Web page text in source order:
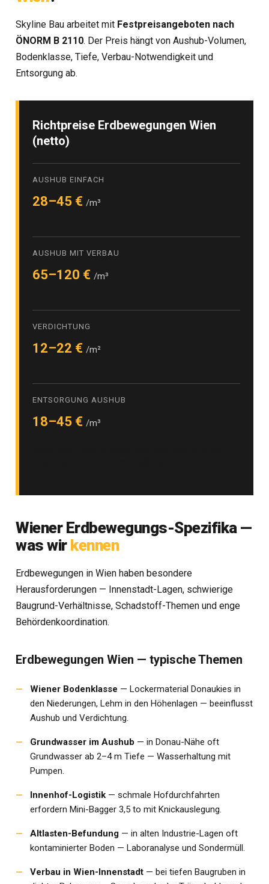
Skyline Bau arbeitet mit Festpreisangeboten nach
ÖNORM B 2110. Der Preis hängt von Aushub-Volumen,
Bodenklasse, Tiefe, Verbau-Notwendigkeit und
Entsorgung ab.
Richtpreise Erdbewegungen Wien
(netto)
AUSHUB EINFACH
28–45 € /m³
AUSHUB MIT VERBAU
65–120 € /m³
VERDICHTUNG
12–22 € /m²
ENTSORGUNG AUSHUB
18–45 € /m³
Wiener Erdbewegungs-Spezifika —
was wir kennen
Erdbewegungen in Wien haben besondere
Herausforderungen — Innenstadt-Lagen, schwierige
Baugrund-Verhältnisse, Schadstoff-Themen und enge
Behördenkoordination.
Erdbewegungen Wien — typische Themen
Wiener Bodenklasse — Lockermaterial Donaukies in
den Niederungen, Lehm in den Höhenlagen — beeinflusst
Aushub und Verdichtung.
Grundwasser im Aushub — in Donau-Nähe oft
Grundwasser ab 2–4 m Tiefe — Wasserhaltung mit
Pumpen.
Innenhof-Logistik — schmale Hofdurchfahrten
erfordern Mini-Bagger 3,5 to mit Knickauslegung.
Altlasten-Befundung — in alten Industrie-Lagen oft
kontaminierter Boden — Laboranalyse und Sondermüll.
Verbau in Wien-Innenstadt — bei tiefen Baugruben in